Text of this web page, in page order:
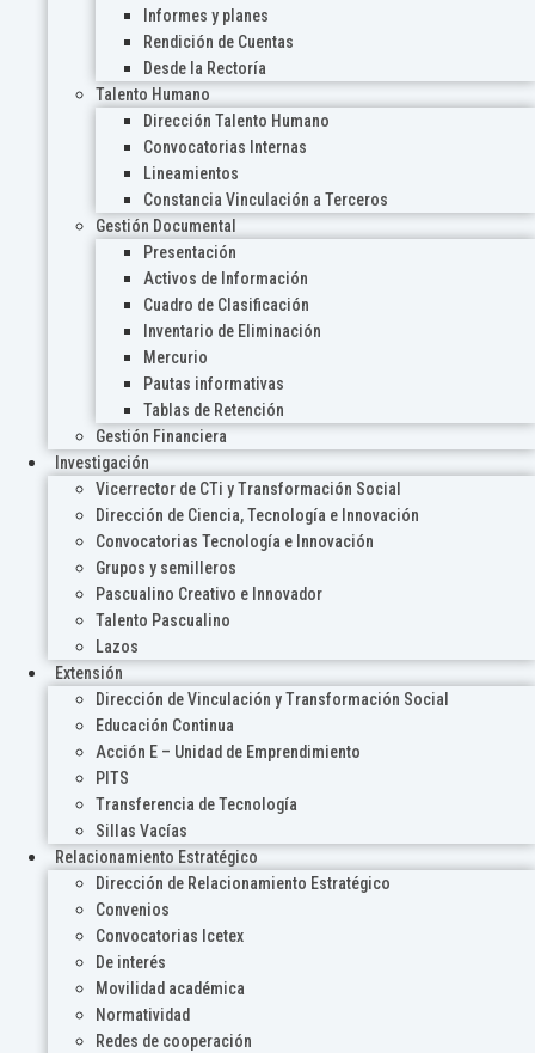
Informes y planes
Rendición de Cuentas
Desde la Rectoría
Talento Humano
Dirección Talento Humano
Convocatorias Internas
Lineamientos
Constancia Vinculación a Terceros
Gestión Documental
Presentación
Activos de Información
Cuadro de Clasificación
Inventario de Eliminación
Mercurio
Pautas informativas
Tablas de Retención
Gestión Financiera
Investigación
Vicerrector de CTi y Transformación Social
Dirección de Ciencia, Tecnología e Innovación
Convocatorias Tecnología e Innovación
Grupos y semilleros
Pascualino Creativo e Innovador
Talento Pascualino
Lazos
Extensión
Dirección de Vinculación y Transformación Social
Educación Continua
Acción E – Unidad de Emprendimiento
PITS
Transferencia de Tecnología
Sillas Vacías
Relacionamiento Estratégico
Dirección de Relacionamiento Estratégico
Convenios
Convocatorias Icetex
De interés
Movilidad académica
Normatividad
Redes de cooperación